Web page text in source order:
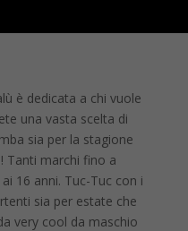
è dedicata a chi vuole
una vasta scelta di
sia per la stagione
Tanti marchi fino a
16 anni. Tuc-Tuc con i
sia per estate che
very cool da maschio